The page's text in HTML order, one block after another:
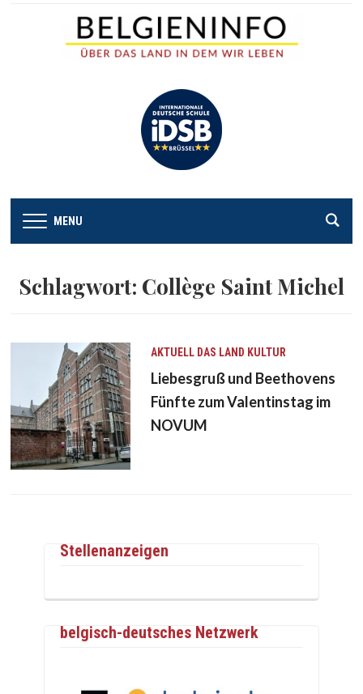
MENU
Schlagwort: Collège Saint Michel
AKTUELL DAS LAND KULTUR
Liebesgruß und Beethovens
Fünfte zum Valentinstag im
NOVUM
Stellenanzeigen
belgisch-deutsches Netzwerk